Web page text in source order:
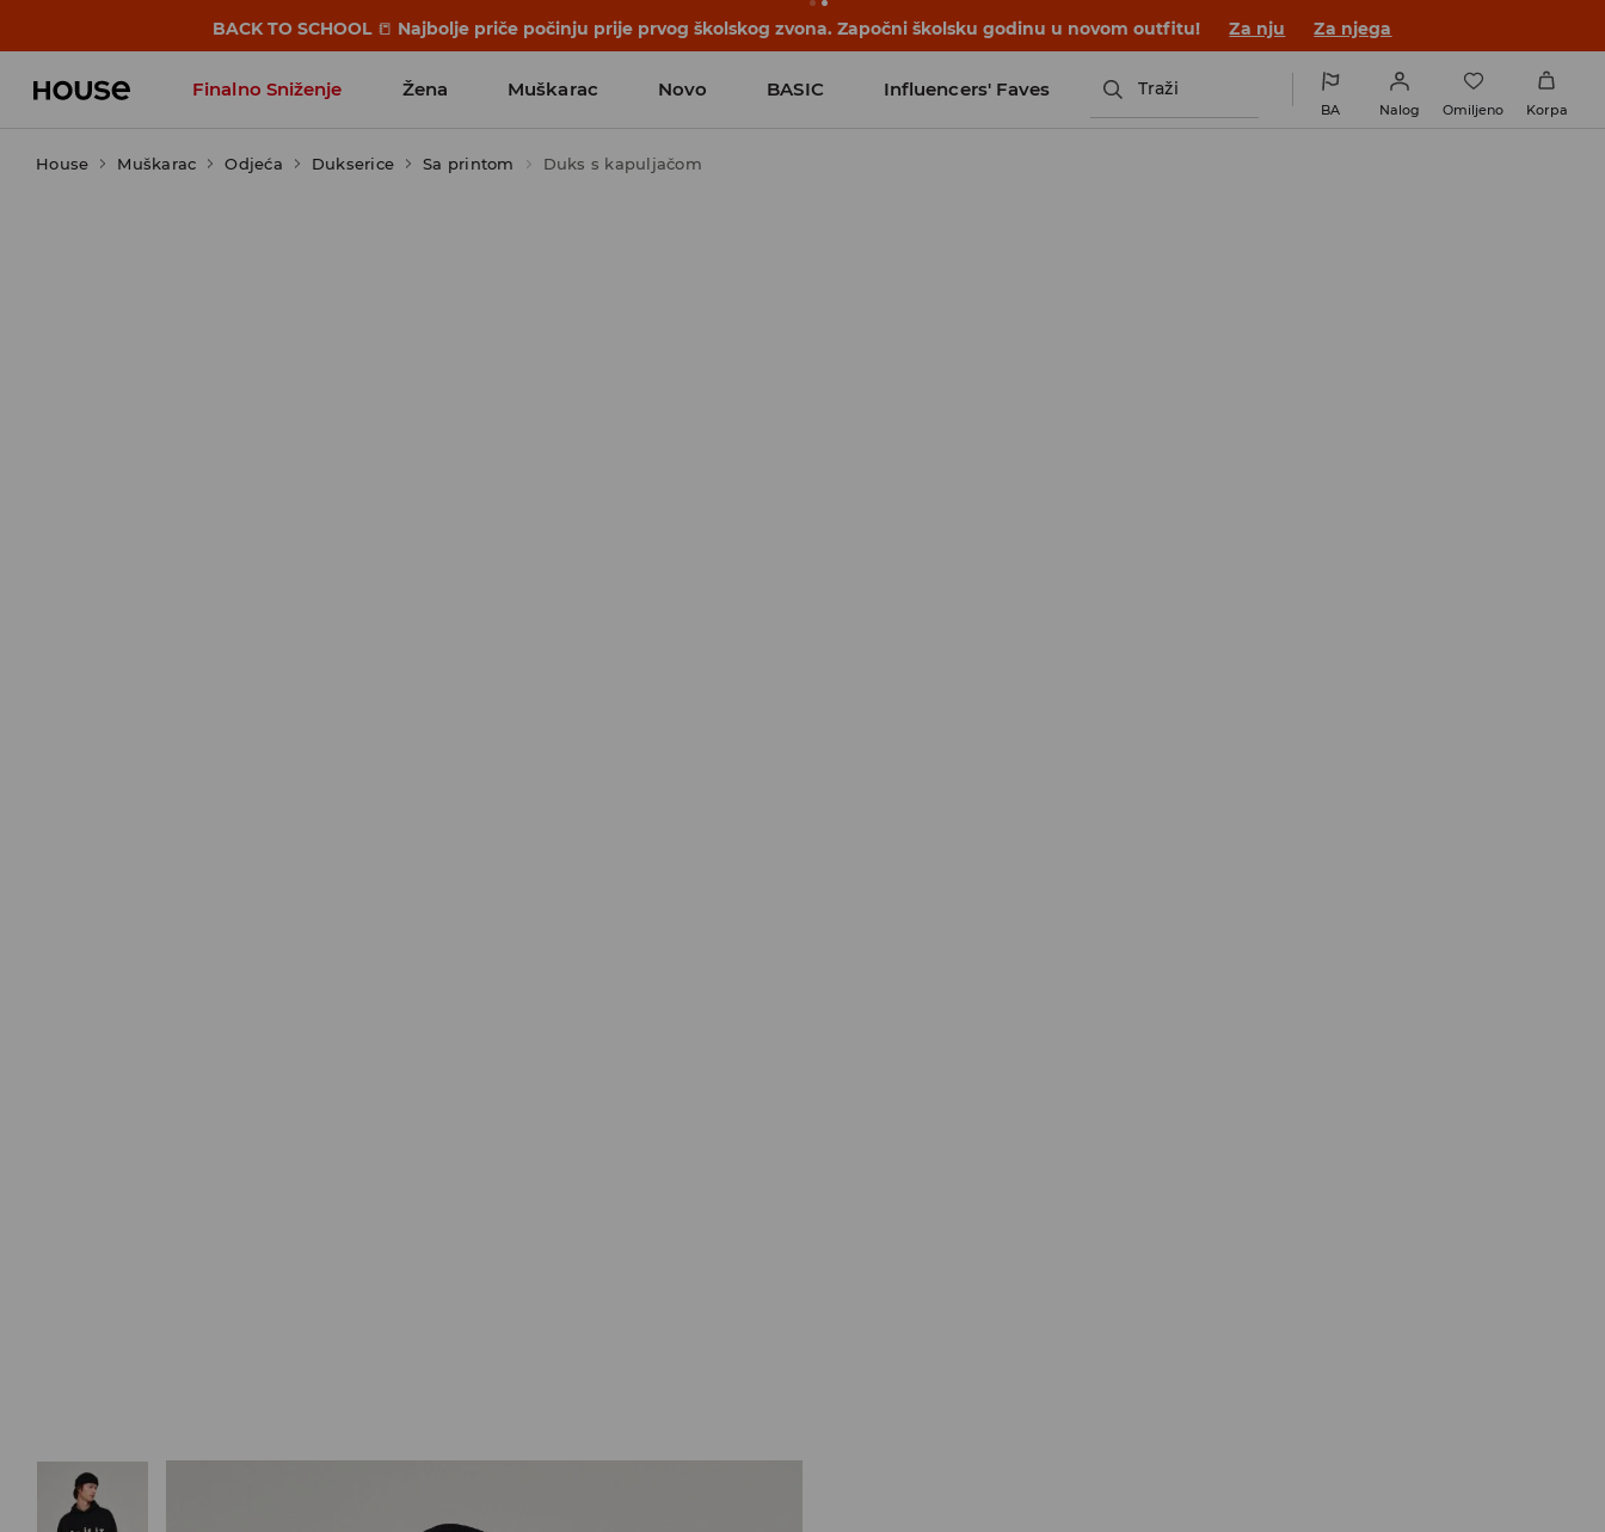
BACK TO SCHOOL 📒 Najbolje priče počinju prije prvog školskog zvona. Započni školsku godinu u novom outfitu! Za nju Za njega
Finalno Sniženje Žena Muškarac Novo BASIC Influencers' Faves Traži
BA Nalog Omiljeno Korpa
House Muškarac Odjeća Dukserice Sa printom Duks s kapuljačom